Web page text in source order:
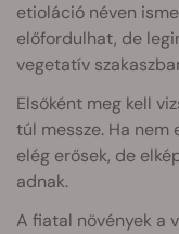
etioláció néven
előfordulhat, de
vegetatív
Elsőként meg kell
túl messze. Ha nem
elég erősek, de
adnak.
A fiatal növények a